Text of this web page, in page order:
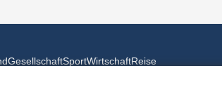
GesellschaftSportWirtschaftReise